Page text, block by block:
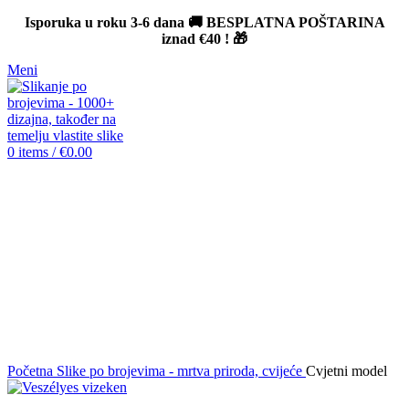
Isporuka u roku 3-6 dana 🚚 BESPLATNA POŠTARINA
iznad €40 ! 🎁
Meni
0 items / €0.00
Početna Slike po brojevima - mrtva priroda, cvijeće Cvjetni model